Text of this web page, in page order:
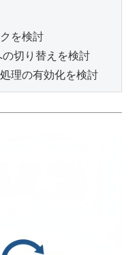
を検討
切り替えを検討